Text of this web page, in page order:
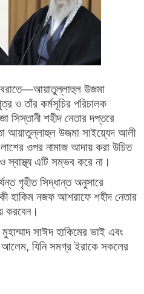
বরাতে—আয়াতুল্লাহুল উজমা
ও তাঁর কর্মসূচির পরিচালক
সিস্তানী শহীদ নেতার দপ্তরে
আয়াতুল্লাহুল উজমা সাইয়্যেদ আলী
লাশের ওপর নামাজ আদায় করা উচিত
স্বাস্থ্য এটি সম্ভব করে না।
গৃহীত সিদ্ধান্ত অনুসারে
হাকিম নজফ আশরাফে শহীদ নেতার
করবেন।
সাঈদ হাকিমের ভাই এবং
যিনি সমগ্র ইরাকে সকলের